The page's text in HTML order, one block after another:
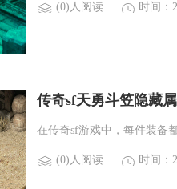
(0)人阅读 时间：
传奇sf天勇斗笠隐藏
在传奇sf游戏中，每件装备
(0)人阅读 时间：